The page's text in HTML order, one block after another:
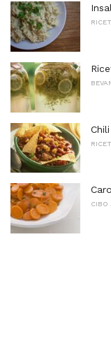
CIBO